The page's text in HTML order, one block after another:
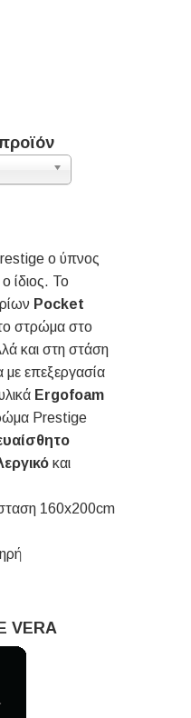
ο ύπνος
ίδιος. Το
Pocket
στρώμα στο
και στη στάση
επεξεργασία
Ergofoam
Prestige
και
160x200cm
VERA